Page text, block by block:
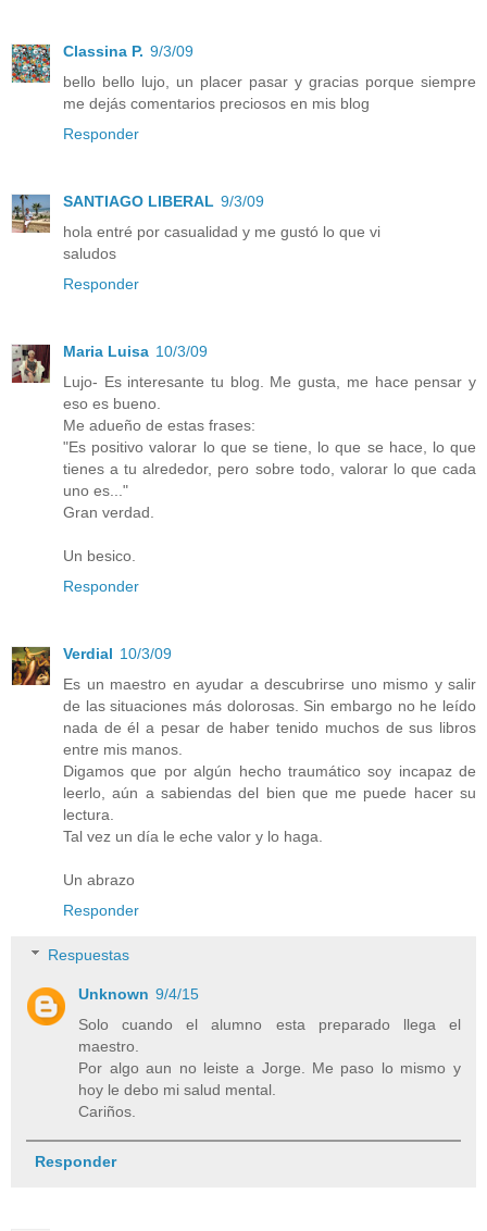
Classina P. 9/3/09
bello bello lujo, un placer pasar y gracias porque siempre
me dejás comentarios preciosos en mis blog
Responder
SANTIAGO LIBERAL 9/3/09
hola entré por casualidad y me gustó lo que vi
saludos
Responder
Maria Luisa 10/3/09
Lujo- Es interesante tu blog. Me gusta, me hace pensar y
eso es bueno.
Me adueño de estas frases:
"Es positivo valorar lo que se tiene, lo que se hace, lo que
tienes a tu alrededor, pero sobre todo, valorar lo que cada
uno es..."
Gran verdad.
Un besico.
Responder
Verdial 10/3/09
Es un maestro en ayudar a descubrirse uno mismo y salir
de las situaciones más dolorosas. Sin embargo no he leído
nada de él a pesar de haber tenido muchos de sus libros
entre mis manos.
Digamos que por algún hecho traumático soy incapaz de
leerlo, aún a sabiendas del bien que me puede hacer su
lectura.
Tal vez un día le eche valor y lo haga.
Un abrazo
Responder
Respuestas
Unknown 9/4/15
Solo cuando el alumno esta preparado llega el
maestro.
Por algo aun no leiste a Jorge. Me paso lo mismo y
hoy le debo mi salud mental.
Cariños.
Responder